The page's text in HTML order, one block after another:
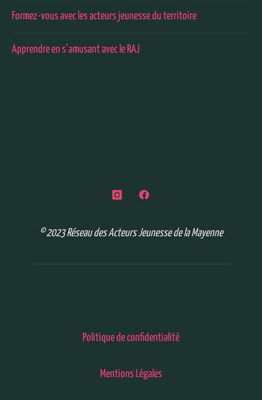
Formez-vous avec les acteurs jeunesse du territoire
Apprendre en s’amusant avec le RAJ
© 2023 Réseau des Acteurs Jeunesse de la Mayenne
Politique de confidentialité
Mentions Légales